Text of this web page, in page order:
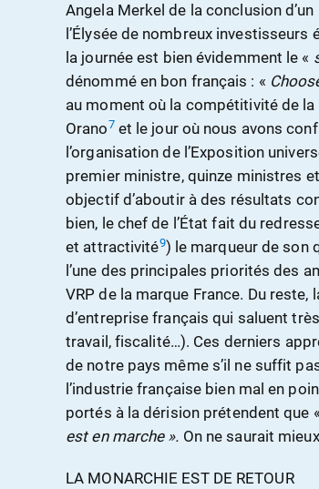
Angela Merkel de la conclusion
l’Élysée de nombreux
la journée est bien évidemment le «
dénommé en bon français : «
au moment où la compétitivité de
Orano7 et le jour où nous avons
l’organisation de l’Exposition
premier ministre, quinze ministres
objectif d’aboutir à des résultats
bien, le chef de l’État fait du
et attractivité9) le marqueur de son
l’une des principales priorités des
VRP de la marque France. Du
d’entreprise français qui saluent
travail, fiscalité…). Ces derniers
de notre pays même s’il ne suffit
l’industrie française bien mal en
portés à la dérision prétendent que «
est en marche ». On ne saurait
LA MONARCHIE EST DE RETOUR